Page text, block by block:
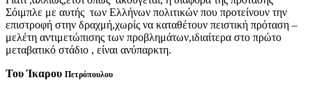
Σόιμπλε με αυτής των Ελλήνων πολιτικών που προτείνουν την
επιστροφή στην δραχμή,χωρίς να καταθέτουν πειστική πρόταση –
μελέτη αντιμετώπισης των προβλημάτων,ιδιαίτερα στο πρώτο
μεταβατικό στάδιο , είναι ανύπαρκτη.
Toυ Ίκαρου Πετρόπουλου